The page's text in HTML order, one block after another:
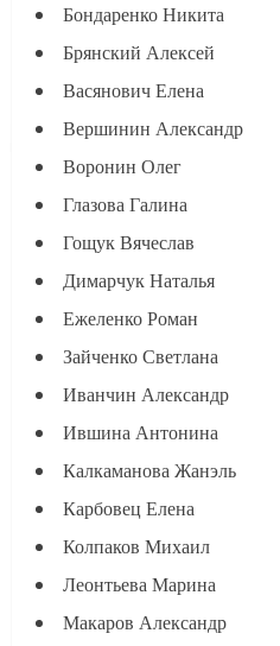
Бондаренко Никита
Брянский Алексей
Васянович Елена
Вершинин Александр
Воронин Олег
Глазова Галина
Гощук Вячеслав
Димарчук Наталья
Ежеленко Роман
Зайченко Светлана
Иванчин Александр
Ившина Антонина
Калкаманова Жанэль
Карбовец Елена
Колпаков Михаил
Леонтьева Марина
Макаров Александр